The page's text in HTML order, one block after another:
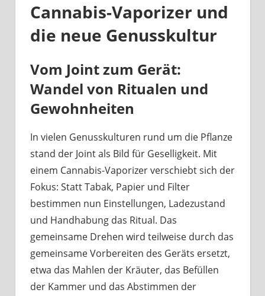
Cannabis-Vaporizer und
die neue Genusskultur
Vom Joint zum Gerät:
Wandel von Ritualen und
Gewohnheiten
In vielen Genusskulturen rund um die Pflanze
stand der Joint als Bild für Geselligkeit. Mit
einem Cannabis-Vaporizer verschiebt sich der
Fokus: Statt Tabak, Papier und Filter
bestimmen nun Einstellungen, Ladezustand
und Handhabung das Ritual. Das
gemeinsame Drehen wird teilweise durch das
gemeinsame Vorbereiten des Geräts ersetzt,
etwa das Mahlen der Kräuter, das Befüllen
der Kammer und das Abstimmen der